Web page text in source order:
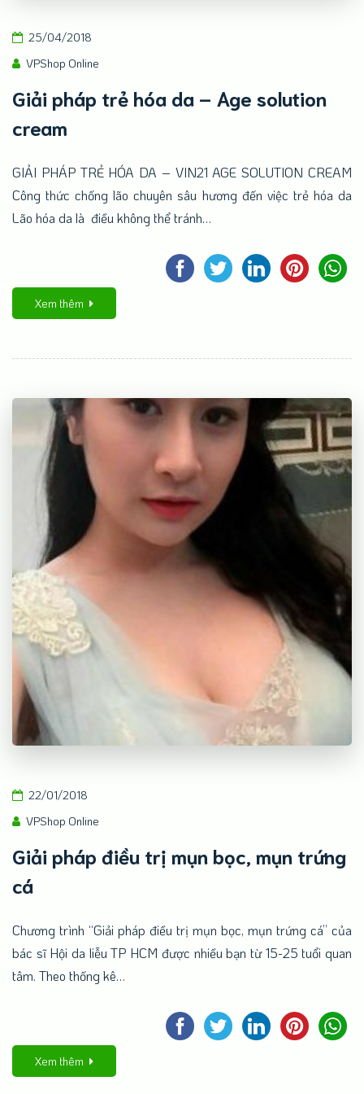
25/04/2018
VPShop Online
Giải pháp trẻ hóa da – Age solution
cream
GIẢI PHÁP TRẺ HÓA DA – VIN21 AGE SOLUTION CREAM
Công thức chống lão chuyên sâu hương đến việc trẻ hóa da
Lão hóa da là điều không thể tránh…
Xem thêm
22/01/2018
VPShop Online
Giải pháp điều trị mụn bọc, mụn trứng
cá
Chương trình “Giải pháp điều trị mụn bọc, mụn trứng cá” của
bác sĩ Hội da liễu TP HCM được nhiều bạn từ 15-25 tuổi quan
tâm. Theo thống kê…
Xem thêm